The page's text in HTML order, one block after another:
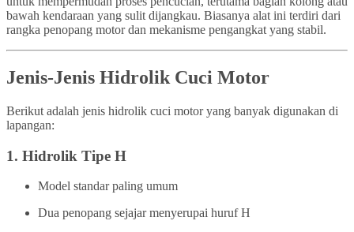
bawah kendaraan yang sulit dijangkau. Biasanya alat ini terdiri dari
rangka penopang motor dan mekanisme pengangkat yang stabil.
Jenis-Jenis Hidrolik Cuci Motor
Berikut adalah jenis hidrolik cuci motor yang banyak digunakan di
lapangan:
1. Hidrolik Tipe H
Model standar paling umum
Dua penopang sejajar menyerupai huruf H